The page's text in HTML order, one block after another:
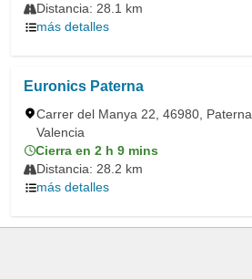
Distancia: 28.1 km
más detalles
Euronics Paterna
Carrer del Manya 22, 46980, Paterna,
Valencia
Cierra en 2 h 9 mins
Distancia: 28.2 km
más detalles